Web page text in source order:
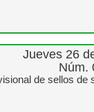
Jueves 26
Núm.
de sellos